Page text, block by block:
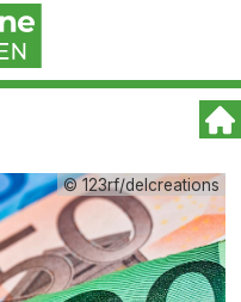
© 123rf/delcreations